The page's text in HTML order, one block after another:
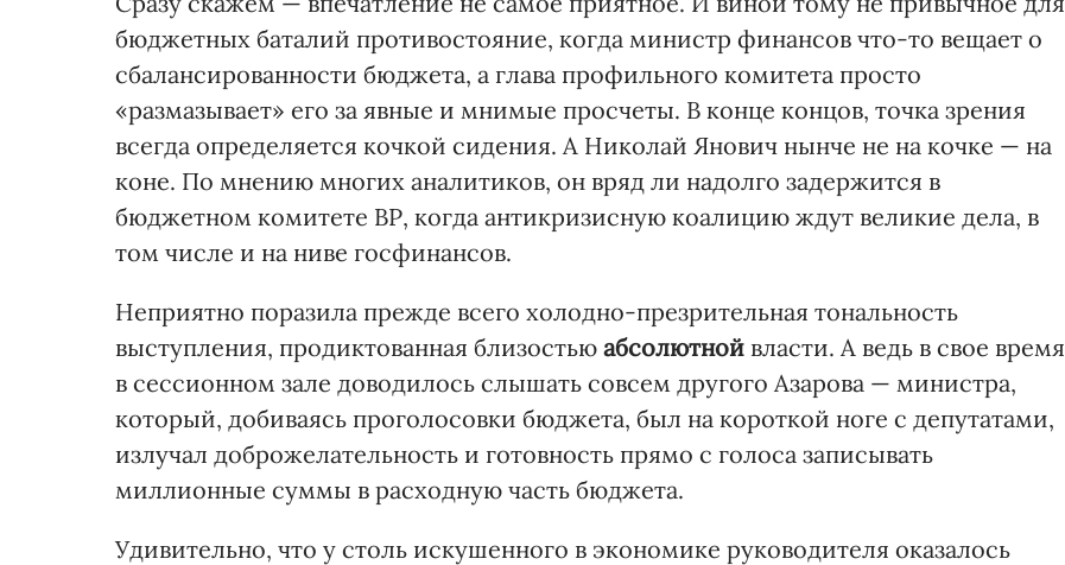
бюджетных баталий противостояние, когда министр финансов что-то вещает о
сбалансированности бюджета, а глава профильного комитета просто
«размазывает» его за явные и мнимые просчеты. В конце концов, точка зрения
всегда определяется кочкой сидения. А Николай Янович нынче не на кочке — на
коне. По мнению многих аналитиков, он вряд ли надолго задержится в
бюджетном комитете ВР, когда антикризисную коалицию ждут великие дела, в
том числе и на ниве госфинансов.
Неприятно поразила прежде всего холодно-презрительная тональность
выступления, продиктованная близостью абсолютной власти. А ведь в свое время
в сессионном зале доводилось слышать совсем другого Азарова — министра,
который, добиваясь проголосовки бюджета, был на короткой ноге с депутатами,
излучал доброжелательность и готовность прямо с голоса записывать
миллионные суммы в расходную часть бюджета.
Удивительно, что у столь искушенного в экономике руководителя оказалось